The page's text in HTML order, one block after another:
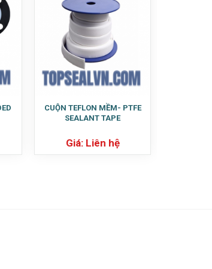
CUỘN TEFLON MỀM- PTFE
SEALANT TAPE
Giá: Liên hệ